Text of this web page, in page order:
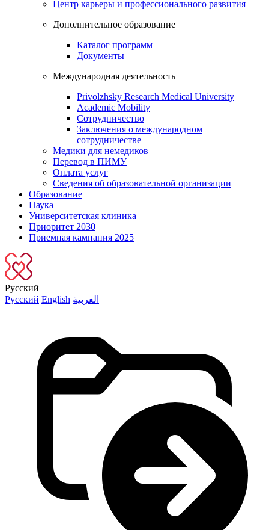
Центр карьеры и профессионального развития
Дополнительное образование
Каталог программ
Документы
Международная деятельность
Privolzhsky Research Medical University
Academic Mobility
Сотрудничество
Заключения о международном
сотрудничестве
Медики для немедиков
Перевод в ПИМУ
Оплата услуг
Сведения об образовательной организации
Образование
Наука
Университетская клиника
Приоритет 2030
Приемная кампания 2025
Русский
Русский English العربية